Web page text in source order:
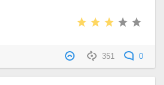
351 0